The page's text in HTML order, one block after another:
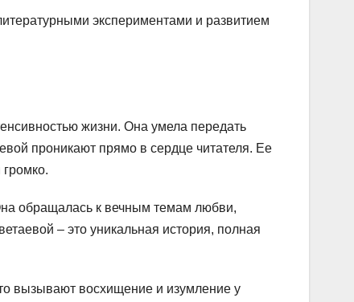
экспериментами и развитием
жизни. Она умела передать
проникают прямо в сердце читателя. Ее
обращалась к вечным темам любви,
– это уникальная история, полная
вызывают восхищение и изумление у